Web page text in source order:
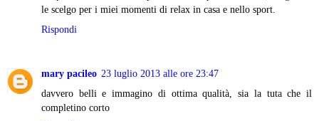
le scelgo per i miei momenti di relax in casa e nello sport.
Rispondi
mary pacileo 23 luglio 2013 alle ore 23:47
davvero belli e immagino di ottima qualità, sia la tuta che il
completino corto